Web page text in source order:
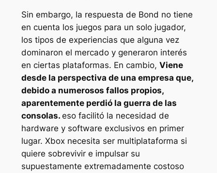
Sin embargo, la respuesta de Bond no tiene
en cuenta los juegos para un solo jugador,
los tipos de experiencias que alguna vez
dominaron el mercado y generaron interés
en ciertas plataformas. En cambio, Viene
desde la perspectiva de una empresa que,
debido a numerosos fallos propios,
aparentemente perdió la guerra de las
consolas. eso facilitó la necesidad de
hardware y software exclusivos en primer
lugar. Xbox necesita ser multiplataforma si
quiere sobrevivir e impulsar su
supuestamente extremadamente costoso